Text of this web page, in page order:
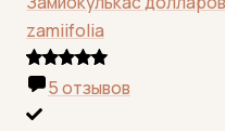
zamiifolia
5 отзывов